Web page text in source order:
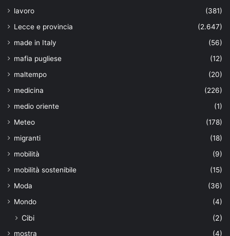
lavoro
(381)
Lecce e provincia
(2.647)
made in Italy
(56)
mafia pugliese
(12)
maltempo
(20)
medicina
(226)
medio oriente
(1)
Meteo
(178)
migranti
(18)
mobilità
(9)
mobilità sostenibile
(15)
Moda
(36)
Mondo
(4)
Cibi (2)
mostra
(4)